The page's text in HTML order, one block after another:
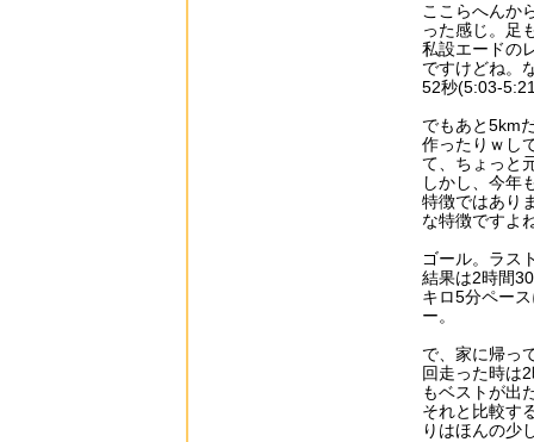
ここらへんか
った感じ。足
私設エードの
ですけどね。
52秒(5:03-
でもあと5km
作ったりｗし
て、ちょっと
しかし、今年
特徴ではあり
な特徴ですよ
ゴール。ラス
結果は2時間
キロ5分ペー
ー。
で、家に帰っ
回走った時は
もベストが出
それと比較す
りはほんの少